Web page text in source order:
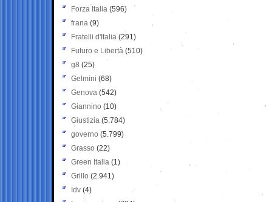
Forza Italia (596)
frana (9)
Fratelli d'Italia (291)
Futuro e Libertà (510)
g8 (25)
Gelmini (68)
Genova (542)
Giannino (10)
Giustizia (5.784)
governo (5.799)
Grasso (22)
Green Italia (1)
Grillo (2.941)
Idv (4)